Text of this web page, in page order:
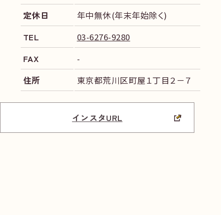
定休日
年中無休(年末年始除く)
TEL
03-6276-9280
FAX
-
住所
東京都荒川区町屋１丁目２－７
インスタURL